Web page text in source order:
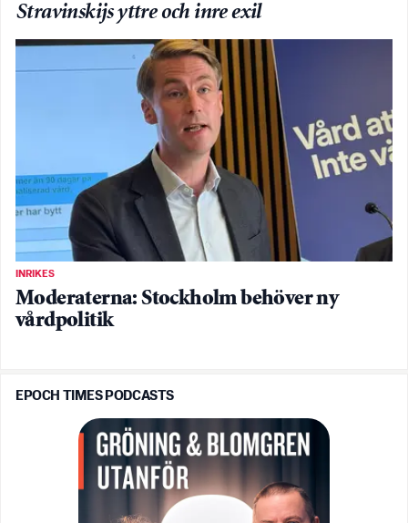
Stravinskijs yttre och inre exil
INRIKES
Moderaterna: Stockholm behöver ny
vårdpolitik
EPOCH TIMES PODCASTS